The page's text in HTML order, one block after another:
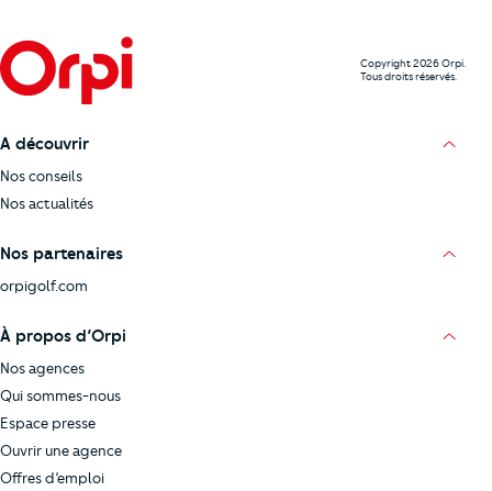
Copyright 2026 Orpi.
Tous droits réservés.
A découvrir
Nos conseils
Nos actualités
Nos partenaires
orpigolf.com
À propos d’Orpi
Nos agences
Qui sommes-nous
Espace presse
Ouvrir une agence
Offres d’emploi